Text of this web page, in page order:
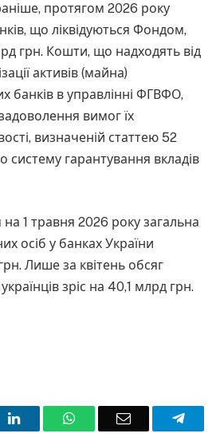
протягом 2026 року
що ліквідуються Фондом,
грн. Кошти, що надходять від
активів (майна)
банків в управлінні ФГВФО,
вимог їх
визначеній статтею 52
систему гарантування вкладів
1 травня 2026 року загальна
осіб у банках України
Лише за квітень обсяг
зріс на 40,1 млрд грн.
LinkedInWhatsAppEmail